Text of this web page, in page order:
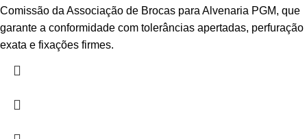
Comissão da Associação de Brocas para Alvenaria PGM, que
garante a conformidade com tolerâncias apertadas, perfuração
exata e fixações firmes.